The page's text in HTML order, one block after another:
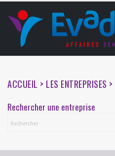
ACCUEIL > LES ENTREPRISES >
Rechercher une entreprise